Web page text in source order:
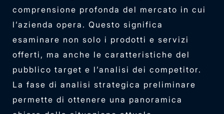
comprensione profonda del mercato in cui
l’azienda opera. Questo significa
esaminare non solo i prodotti e servizi
offerti, ma anche le caratteristiche del
pubblico target e l’analisi dei competitor.
La fase di analisi strategica preliminare
permette di ottenere una panoramica